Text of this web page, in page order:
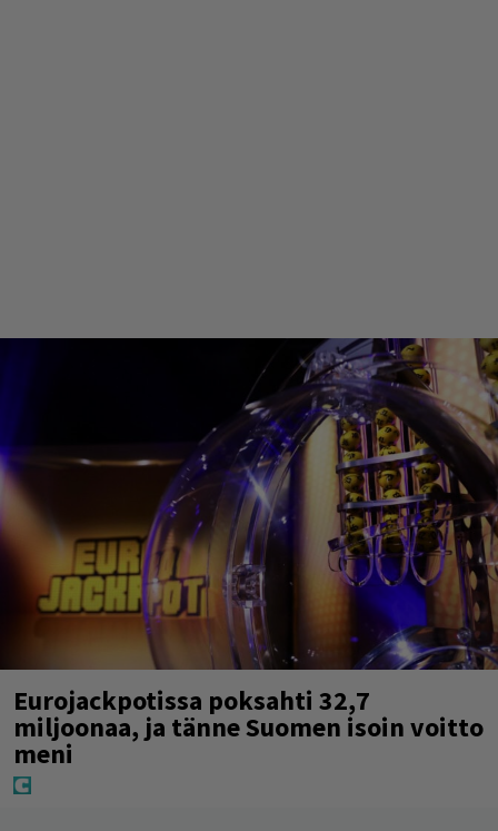
Eurojackpotissa poksahti 32,7
miljoonaa, ja tänne Suomen isoin voitto
meni